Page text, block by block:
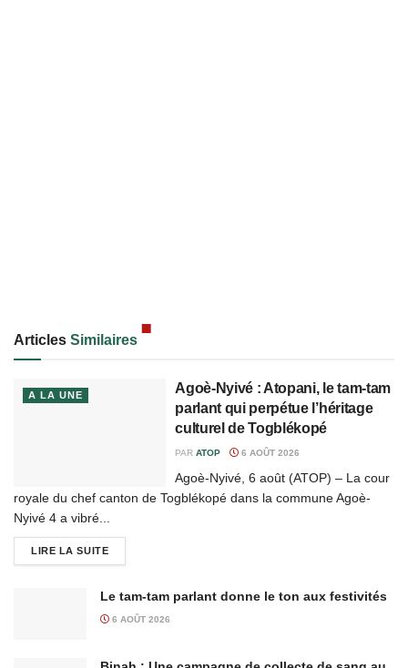
Articles Similaires
A LA UNE
Agoè-Nyivé : Atopani, le tam-tam
parlant qui perpétue l’héritage
culturel de Togblékopé
PAR ATOP 6 AOÛT 2026
Agoè-Nyivé, 6 août (ATOP) – La cour
royale du chef canton de Togblékopé dans la commune Agoè-
Nyivé 4 a vibré...
LIRE LA SUITE
Le tam-tam parlant donne le ton aux festivités
6 AOÛT 2026